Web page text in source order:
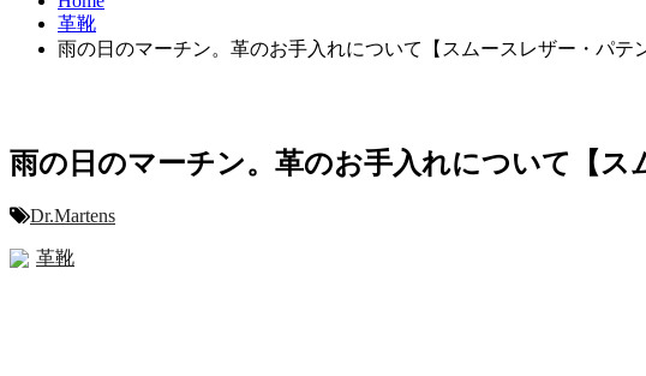
革靴
雨の日のマーチン。革のお手入れについて【スムースレザー・パテ
雨の日のマーチン。革のお手入れについて【ス
Dr.Martens
革靴